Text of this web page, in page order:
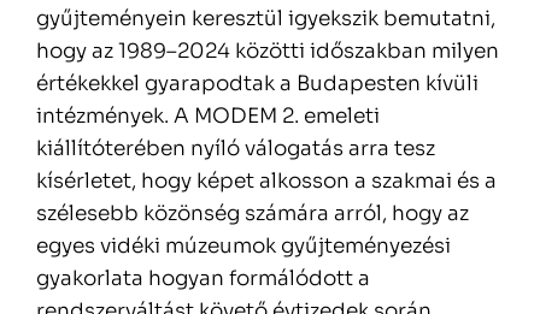
gyűjteményein keresztül igyekszik bemutatni,
hogy az 1989–2024 közötti időszakban milyen
értékekkel gyarapodtak a Budapesten kívüli
intézmények. A MODEM 2. emeleti
kiállítóterében nyíló válogatás arra tesz
kísérletet, hogy képet alkosson a szakmai és a
szélesebb közönség számára arról, hogy az
egyes vidéki múzeumok gyűjteményezési
gyakorlata hogyan formálódott a